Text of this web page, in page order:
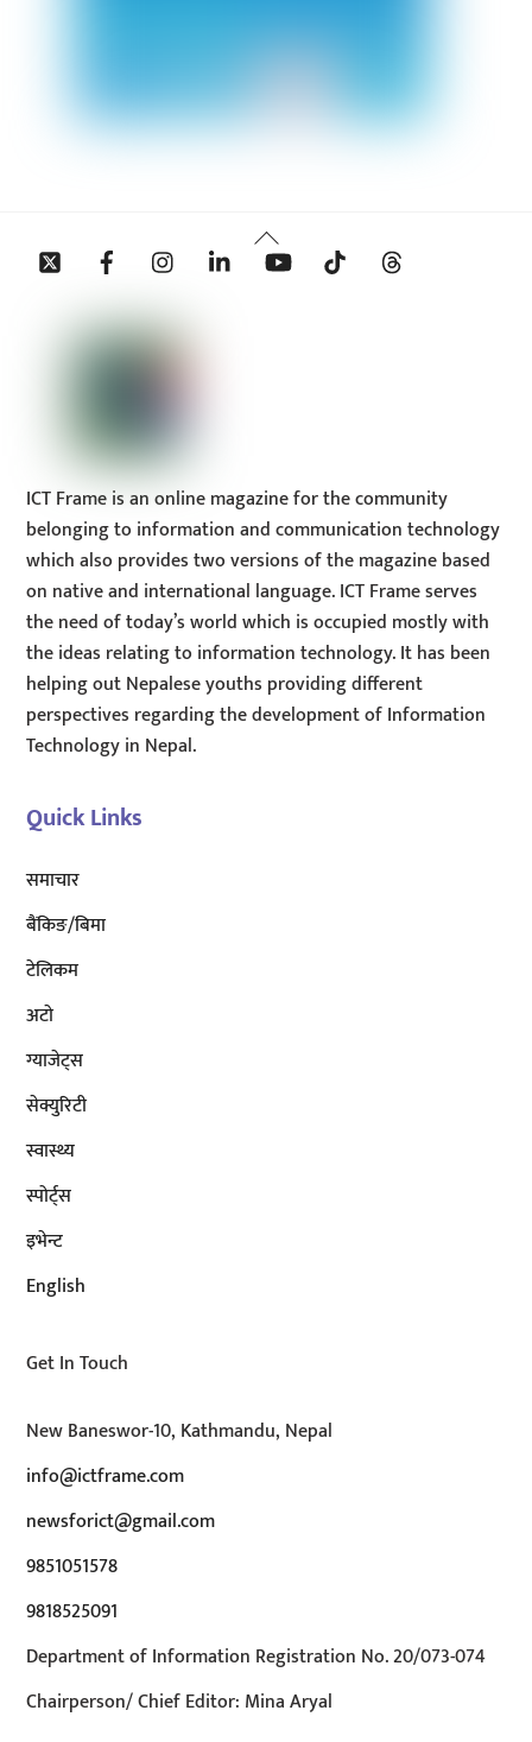
Back
To
Twitter Facebook InstagramLinkedin YouTube Tiktok
ICT Frame is an online magazine for the community
belonging to information and communication technology
which also provides two versions of the magazine based
on native and international language. ICT Frame serves
the need of today’s world which is occupied mostly with
the ideas relating to information technology. It has been
helping out Nepalese youths providing different
perspectives regarding the development of Information
Technology in Nepal.
Quick Links
समाचार
बैंकिङ/बिमा
टेलिकम
अटाे
ग्याजेट्स
सेक्युरिटी
स्वास्थ्य
स्पोर्ट्स
इभेन्ट
English
Get In Touch
New Baneswor-10, Kathmandu, Nepal
info@ictframe.com
newsforict@gmail.com
9851051578
9818525091
Department of Information Registration No. 20/073-074
Chairperson/ Chief Editor: Mina Aryal